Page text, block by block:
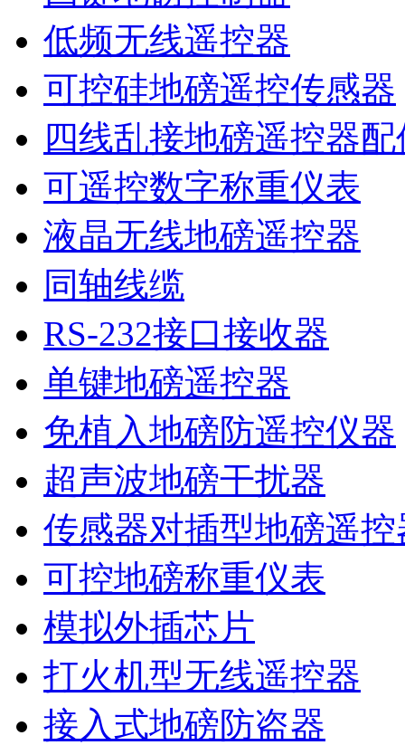
低频无线遥控器
可控硅地磅遥控传感器
四线乱接地磅遥控器配
可遥控数字称重仪表
液晶无线地磅遥控器
同轴线缆
RS-232接口接收器
单键地磅遥控器
免植入地磅防遥控仪器
超声波地磅干扰器
传感器对插型地磅遥控
可控地磅称重仪表
模拟外插芯片
打火机型无线遥控器
接入式地磅防盗器